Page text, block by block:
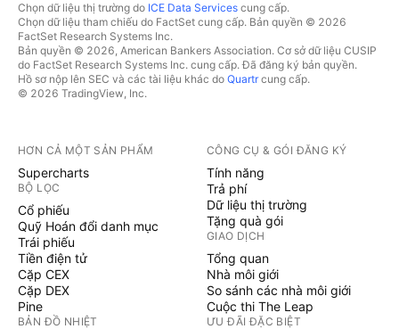
Chọn dữ liệu thị trường do ICE Data Services cung cấp.
Chọn dữ liệu tham chiếu do FactSet cung cấp. Bản quyền © 2026
FactSet Research Systems Inc.
Bản quyền © 2026, American Bankers Association. Cơ sở dữ liệu CUSIP
do FactSet Research Systems Inc. cung cấp. Đã đăng ký bản quyền.
Hồ sơ nộp lên SEC và các tài liệu khác do Quartrcung cấp.
© 2026 TradingView, Inc.
HƠN CẢ MỘT SẢN PHẨM
Supercharts
BỘ LỌC
Cổ phiếu
Quỹ Hoán đổi danh mục
Trái phiếu
Tiền điện tử
Cặp CEX
Cặp DEX
Pine
BẢN ĐỒ NHIỆT
CÔNG CỤ & GÓI ĐĂNG KÝ
Tính năng
Trả phí
Dữ liệu thị trường
Tặng quà gói
GIAO DỊCH
Tổng quan
Nhà môi giới
So sánh các nhà môi giới
Cuộc thi The Leap
ƯU ĐÃI ĐẶC BIỆT